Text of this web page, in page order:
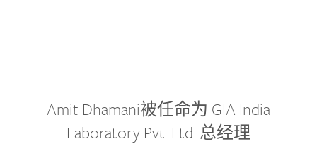
Amit Dhamani被任命为 GIA India
Laboratory Pvt. Ltd. 总经理